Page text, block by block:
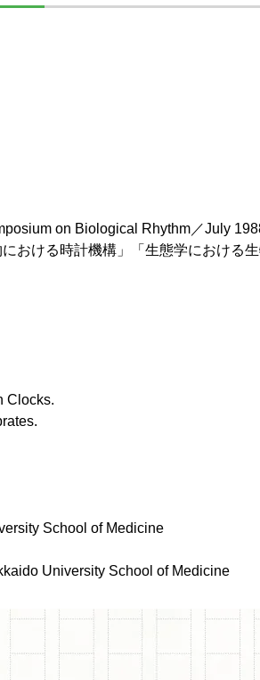
on Biological Rhythm／July
おける時計機構」「生態学における
School of Medicine
University School of Medicine